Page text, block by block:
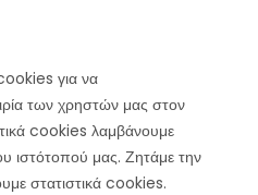
για να
των χρηστών μας στον
cookies λαμβάνουμε
ιστότοπού μας. Ζητάμε την
στατιστικά cookies.